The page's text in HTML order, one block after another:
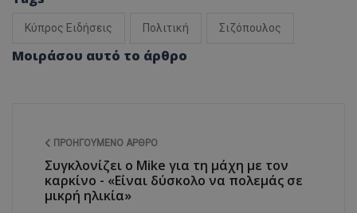
Κύπρος Ειδήσεις Πολιτική Σιζόπουλος
Μοιράσου αυτό το άρθρο
ΠΡΟΗΓΟΎΜΕΝΟ ΆΡΘΡΟ
Συγκλονίζει ο Mike για τη μάχη με τον
καρκίνο - «Είναι δύσκολο να πολεμάς σε
μικρή ηλικία»